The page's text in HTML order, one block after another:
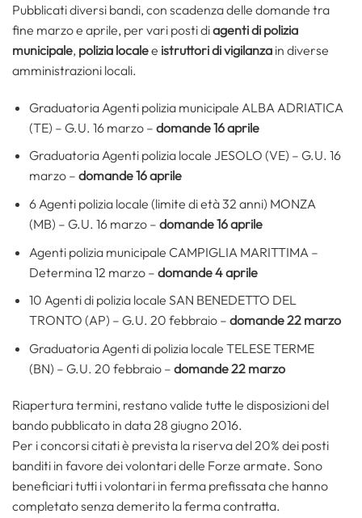
Pubblicati diversi bandi, con scadenza delle domande tra
fine marzo e aprile, per vari posti diagenti di polizia
municipale, polizia localee istruttori di vigilanza in diverse
amministrazioni locali.
Graduatoria Agenti polizia municipale ALBA ADRIATICA
(TE) – G.U. 16 marzo – domande 16 aprile
Graduatoria Agenti polizia locale JESOLO (VE) – G.U. 16
marzo – domande 16 aprile
6 Agenti polizia locale (limite di età 32 anni) MONZA
(MB) – G.U. 16 marzo – domande 16 aprile
Agenti polizia municipale CAMPIGLIA MARITTIMA –
Determina 12 marzo – domande 4 aprile
10 Agenti di polizia locale SAN BENEDETTO DEL
TRONTO (AP) – G.U. 20 febbraio – domande 22 marzo
Graduatoria Agenti di polizia locale TELESE TERME
(BN) – G.U. 20 febbraio – domande 22 marzo
Riapertura termini, restano valide tutte le disposizioni del
bando pubblicato in data 28 giugno 2016.
Per i concorsi citati è prevista la riserva del 20% dei posti
banditi in favore dei volontari delle Forze armate. Sono
beneficiari tutti i volontari in ferma prefissata che hanno
completato senza demerito la ferma contratta.